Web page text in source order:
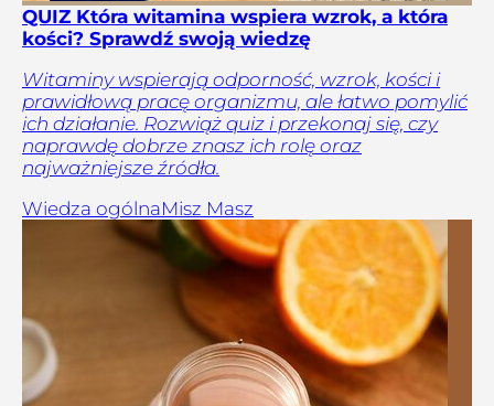
QUIZ Która witamina wspiera wzrok, a która
kości? Sprawdź swoją wiedzę
Witaminy wspierają odporność, wzrok, kości i
prawidłową pracę organizmu, ale łatwo pomylić
ich działanie. Rozwiąż quiz i przekonaj się, czy
naprawdę dobrze znasz ich rolę oraz
najważniejsze źródła.
Wiedza ogólnaMisz Masz